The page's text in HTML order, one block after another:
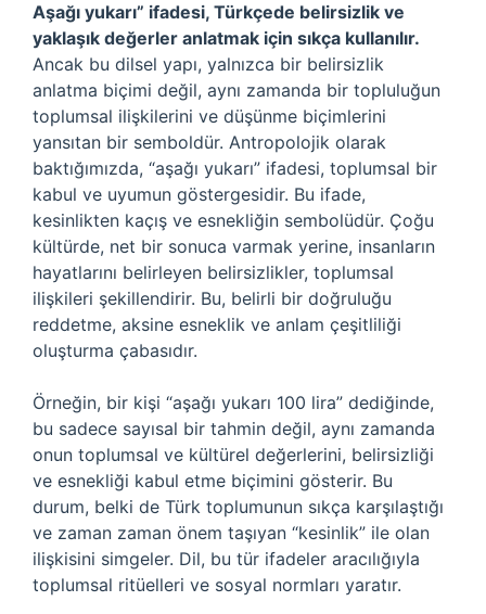
Aşağı yukarı” ifadesi, Türkçede belirsizlik ve
yaklaşık değerler anlatmak için sıkça kullanılır.
Ancak bu dilsel yapı, yalnızca bir belirsizlik
anlatma biçimi değil, aynı zamanda bir topluluğun
toplumsal ilişkilerini ve düşünme biçimlerini
yansıtan bir semboldür. Antropolojik olarak
baktığımızda, “aşağı yukarı” ifadesi, toplumsal bir
kabul ve uyumun göstergesidir. Bu ifade,
kesinlikten kaçış ve esnekliğin sembolüdür. Çoğu
kültürde, net bir sonuca varmak yerine, insanların
hayatlarını belirleyen belirsizlikler, toplumsal
ilişkileri şekillendirir. Bu, belirli bir doğruluğu
reddetme, aksine esneklik ve anlam çeşitliliği
oluşturma çabasıdır.
Örneğin, bir kişi “aşağı yukarı 100 lira” dediğinde,
bu sadece sayısal bir tahmin değil, aynı zamanda
onun toplumsal ve kültürel değerlerini, belirsizliği
ve esnekliği kabul etme biçimini gösterir. Bu
durum, belki de Türk toplumunun sıkça karşılaştığı
ve zaman zaman önem taşıyan “kesinlik” ile olan
ilişkisini simgeler. Dil, bu tür ifadeler aracılığıyla
toplumsal ritüelleri ve sosyal normları yaratır.